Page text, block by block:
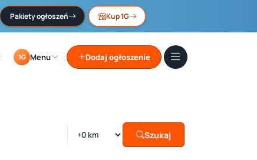
Pakiety ogłoszeń Kup 1G
1G Menu Dodaj ogłoszenie
Szukaj